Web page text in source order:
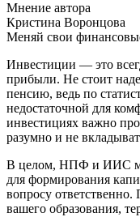
Мнение автора
Кристина Воронцова
Меняй свои
Инвестиции — это
прибыли. Не стоит
пенсию, ведь по
недостаточной для
инвестициях важно
разумно и не
В целом, НПФ и ИИС
для формирования
вопросу
вашего образования,